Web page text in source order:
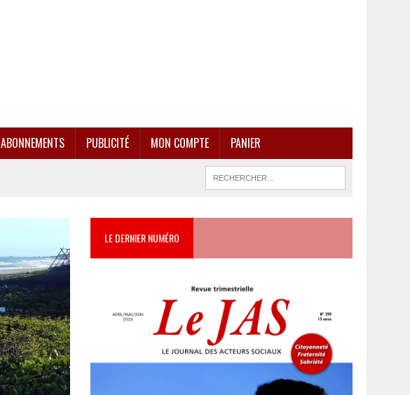
ABONNEMENTS PUBLICITÉ MON COMPTE PANIER
LE DERNIER NUMÉRO